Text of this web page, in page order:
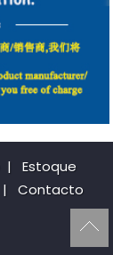
|
Estoque
|
Contacto